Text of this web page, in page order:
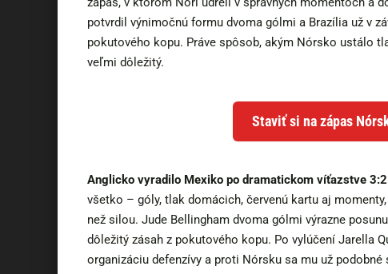
potvrdil výnimočnú formu dvoma gólmi a Brazília už v
pokutového kopu. Práve spôsob, akým Nórsko ustálo
veľmi dôležitý.
Staviť si na zápas
Anglicko vyradilo Mexiko po dramatickom víťazstve
všetko – góly, tlak domácich, červenú kartu aj
než silou. Jude Bellingham dvoma gólmi výrazne
dôležitý zásah z pokutového kopu. Po vylúčení Jarella
organizáciu defenzívy a proti Nórsku sa mu už